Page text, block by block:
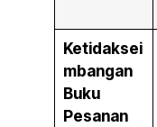
Ketidaksei
mbangan
Buku
Pesanan